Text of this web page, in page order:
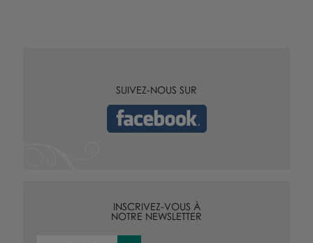
SUIVEZ-NOUS SUR
INSCRIVEZ-VOUS À
NOTRE NEWSLETTER